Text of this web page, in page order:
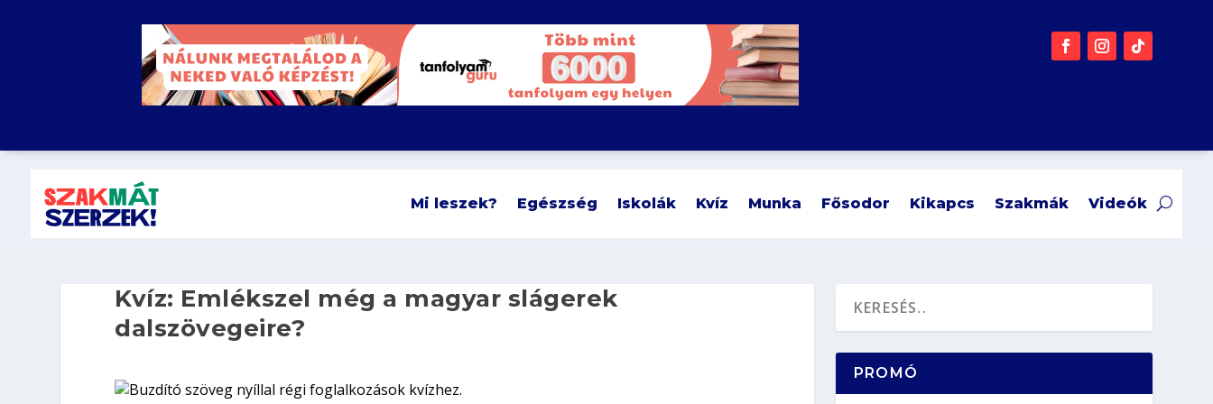
.
Mi leszek? Egészség Iskolák Kvíz Munka Fősodor Kikapcs Szakmák Videók
Kvíz: Emlékszel még a magyar slágerek
dalszövegeire?
PROMÓ